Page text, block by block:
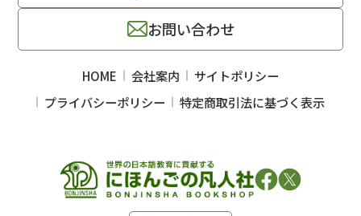
お問い合わせ
HOME 会社案内
サイトポリシー
プライバシーポリシー
特定商取引法に基づく表示